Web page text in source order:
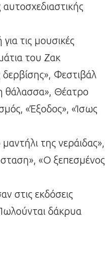
τις μουσικές
του Ζακ
Φεστιβάλ
θάλασσα», Θέατρο
«Έξοδος», «Ίσως
της νεράιδας»,
«Ο ξεπεσμένος
στις εκδόσεις
δάκρυα